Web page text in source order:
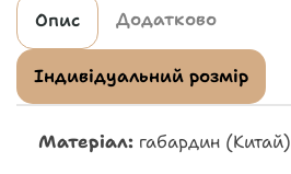
Опис Додатково
Індивідуальний розмір
Матеріал: габардин (Китай)